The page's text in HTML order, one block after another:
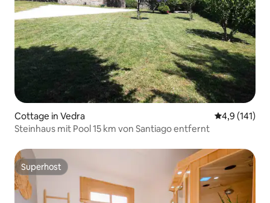
Cottage in Vedra
4,9 (141)
Steinhaus mit Pool 15 km von Santiago entfernt
Superhost
Superhost